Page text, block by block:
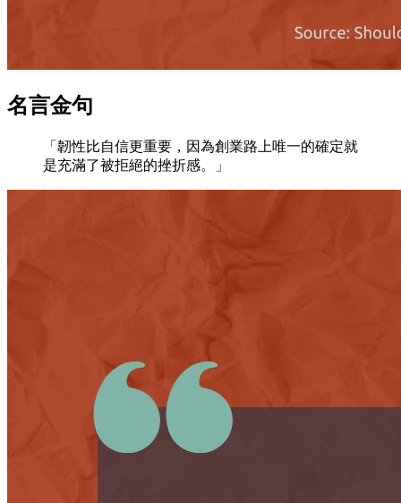
名言金句
「韌性比自信更重要，因為創業路上唯一的確定就
是充滿了被拒絕的挫折感。」